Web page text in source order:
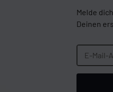
Melde
Deinen